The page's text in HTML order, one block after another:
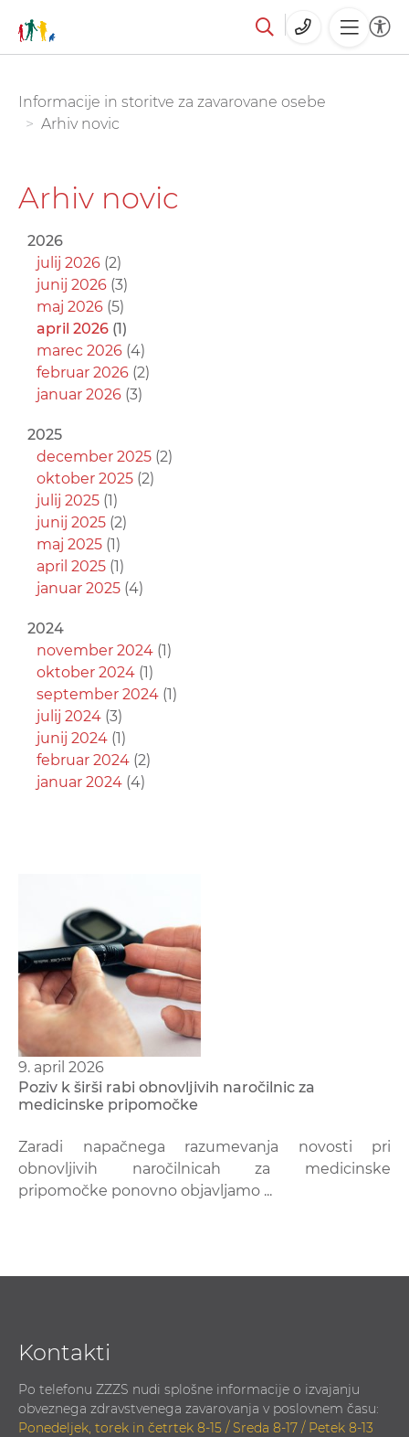
glavno
You are here:
Informacije in storitve za zavarovane osebe
Arhiv novic
Arhiv novic
9. april 2026
Poziv k širši rabi obnovljivih naročilnic za
medicinske pripomočke
Zaradi napačnega razumevanja novosti pri
obnovljivih naročilnicah za medicinske
pripomočke ponovno objavljamo ...
2026
julij 2026 (2)
junij 2026 (3)
maj 2026 (5)
april 2026 (1)
marec 2026 (4)
februar 2026 (2)
januar 2026 (3)
2025
december 2025 (2)
oktober 2025 (2)
julij 2025 (1)
junij 2025 (2)
maj 2025 (1)
april 2025 (1)
januar 2025 (4)
2024
november 2024 (1)
oktober 2024 (1)
september 2024 (1)
julij 2024 (3)
junij 2024 (1)
februar 2024 (2)
januar 2024 (4)
Kontakti
Po telefonu ZZZS nudi splošne informacije o izvajanju
obveznega zdravstvenega zavarovanja v poslovnem času:
Ponedeljek, torek in četrtek 8-15 / Sreda 8-17 / Petek 8-13